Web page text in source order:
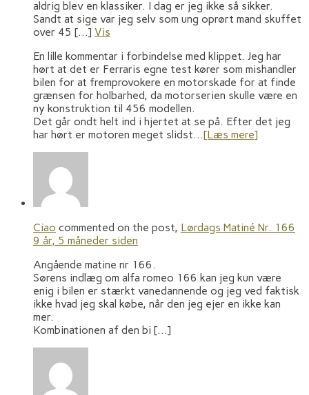
aldrig blev en klassiker. I dag er jeg ikke så sikker.
Sandt at sige var jeg selv som ung oprørt mand skuffet
over 45 […] Vis
En lille kommentar i forbindelse med klippet. Jeg har
hørt at det er Ferraris egne test kører som mishandler
bilen for at fremprovokere en motorskade for at finde
grænsen for holbarhed, da motorserien skulle være en
ny konstruktion til 456 modellen.
Det går ondt helt ind i hjertet at se på. Efter det jeg
har hørt er motoren meget slidst…[Læs mere]
Ciao commented on the post, Lørdags Matiné Nr. 166
9 år, 5 måneder siden
Angående matine nr 166.
Sørens indlæg om alfa romeo 166 kan jeg kun være
enig i bilen er stærkt vanedannende og jeg ved faktisk
ikke hvad jeg skal købe, når den jeg ejer en ikke kan
mer.
Kombinationen af den bi […]